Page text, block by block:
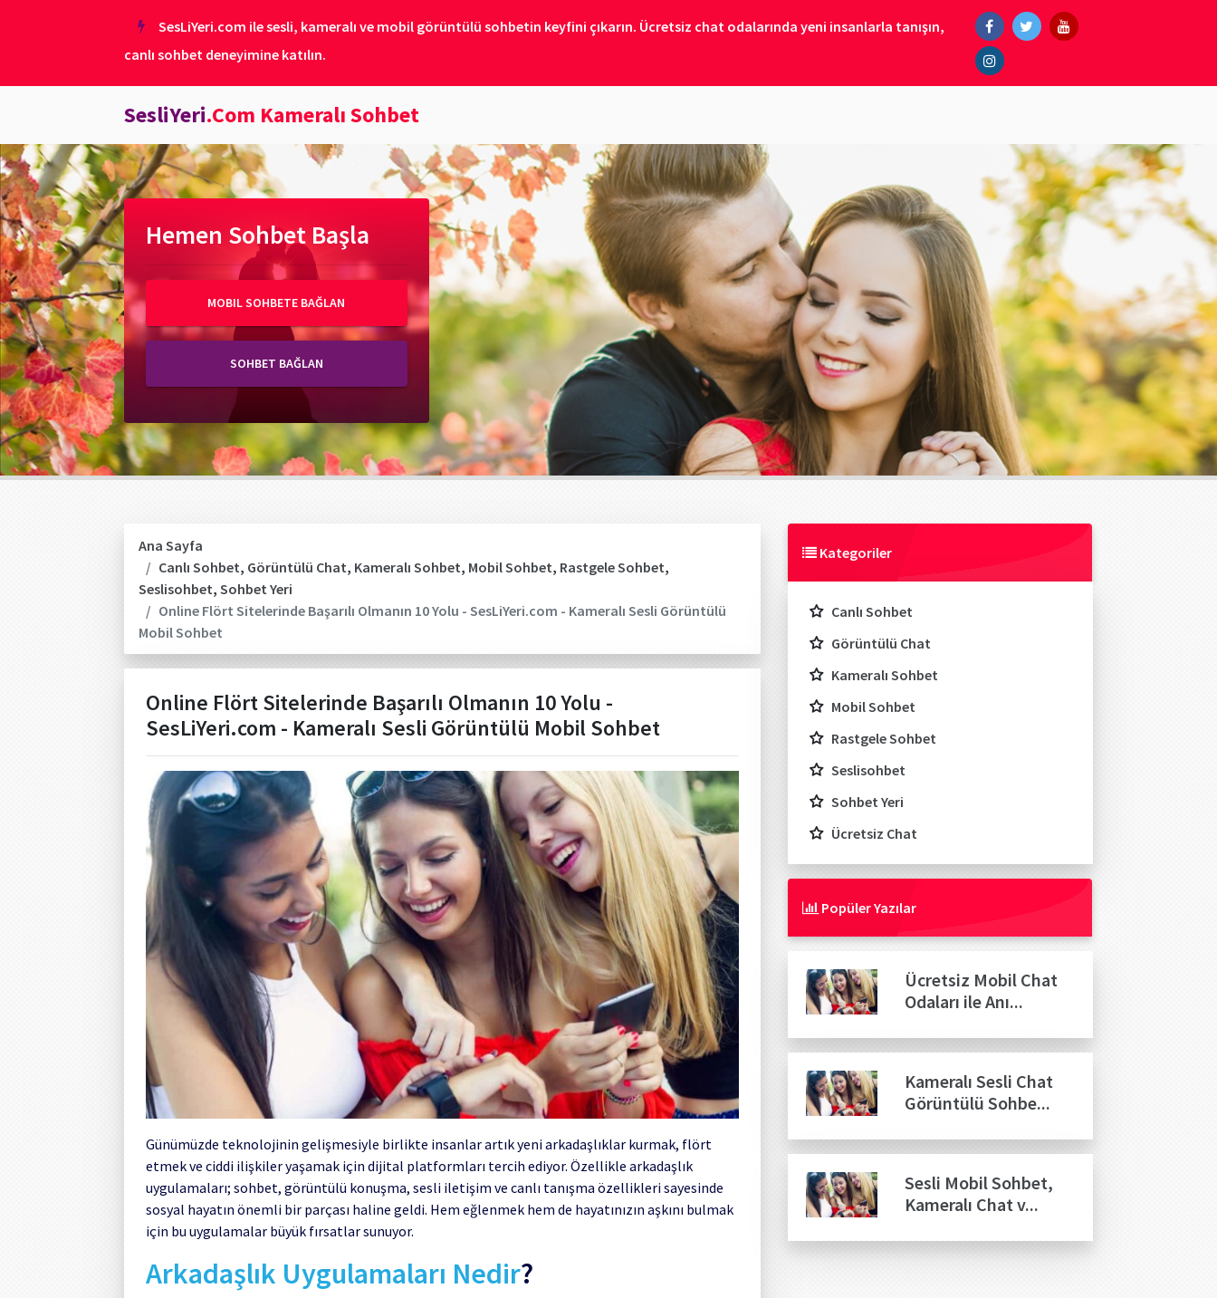
SesLiYeri.com ile sesli, kameralı ve mobil görüntülü sohbetin keyfini çıkarın. Ücretsiz chat odalarında yeni insanlarla tanışın,
canlı sohbet deneyimine katılın.
SesliYeri.Com Kameralı Sohbet
Hemen Sohbet Başla
MOBIL SOHBETE BAĞLAN
SOHBET BAĞLAN
Ana Sayfa
Canlı Sohbet, Görüntülü Chat, Kameralı Sohbet, Mobil Sohbet, Rastgele Sohbet,
Seslisohbet, Sohbet Yeri
Online Flört Sitelerinde Başarılı Olmanın 10 Yolu - SesLiYeri.com - Kameralı Sesli Görüntülü
Mobil Sohbet
Online Flört Sitelerinde Başarılı Olmanın 10 Yolu -
SesLiYeri.com - Kameralı Sesli Görüntülü Mobil Sohbet
Günümüzde teknolojinin gelişmesiyle birlikte insanlar artık yeni arkadaşlıklar kurmak, flört
etmek ve ciddi ilişkiler yaşamak için dijital platformları tercih ediyor. Özellikle arkadaşlık
uygulamaları; sohbet, görüntülü konuşma, sesli iletişim ve canlı tanışma özellikleri sayesinde
sosyal hayatın önemli bir parçası haline geldi. Hem eğlenmek hem de hayatınızın aşkını bulmak
için bu uygulamalar büyük fırsatlar sunuyor.
Arkadaşlık Uygulamaları Nedir?
Kategoriler
Canlı Sohbet
Görüntülü Chat
Kameralı Sohbet
Mobil Sohbet
Rastgele Sohbet
Seslisohbet
Sohbet Yeri
Ücretsiz Chat
Popüler Yazılar
Ücretsiz Mobil Chat
Odaları ile Anı...
Kameralı Sesli Chat
Görüntülü Sohbe...
Sesli Mobil Sohbet,
Kameralı Chat v...